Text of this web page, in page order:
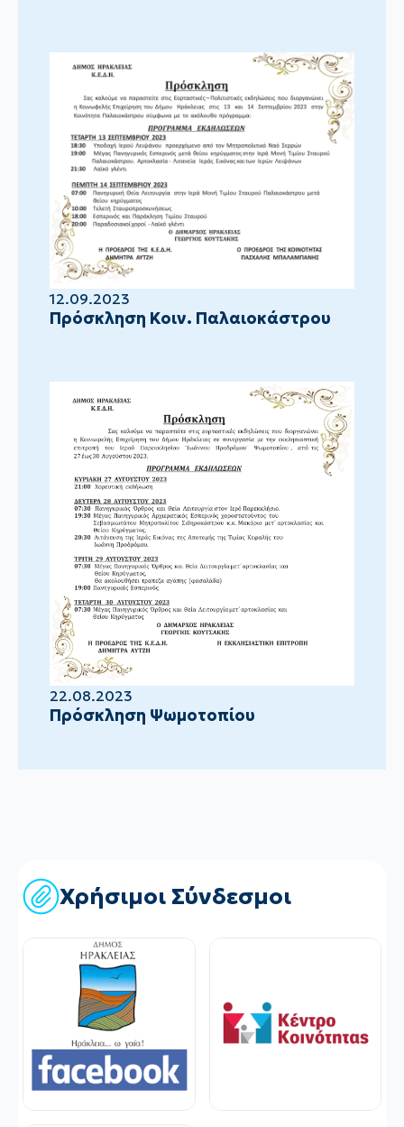
12.09.2023
Πρόσκληση Κοιν. Παλαιοκάστρου
22.08.2023
Πρόσκληση Ψωμοτοπίου
Χρήσιμοι Σύνδεσμοι